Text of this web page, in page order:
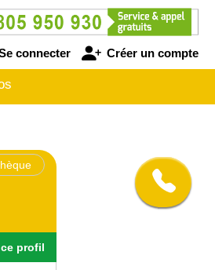
connecter Créer un compte
profil